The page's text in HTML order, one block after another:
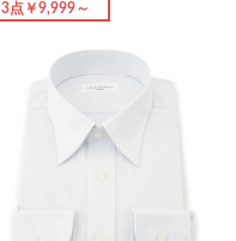
3点￥9,999～